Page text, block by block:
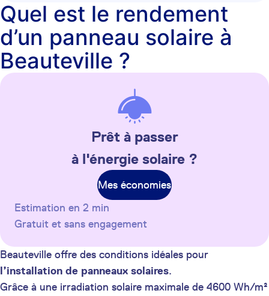
Quel est le rendement
d’un panneau solaire à
Beauteville ?
Prêt à passer
à l'énergie solaire ?
Mes économies
Estimation en 2 min
Gratuit et sans engagement
Beauteville offre des conditions idéales pour
l’installation de panneaux solaires.
Grâce à une irradiation solaire maximale de 4600 Wh/m²